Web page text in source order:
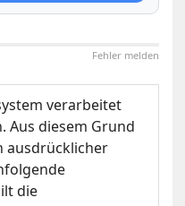
Fehler melden
verarbeitet
Aus diesem Grund
ausdrücklicher
die